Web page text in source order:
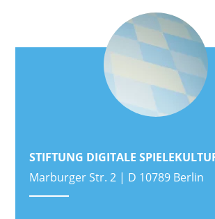
STIFTUNG DIGITALE
Marburger Str. 2 | D 10789 Berlin